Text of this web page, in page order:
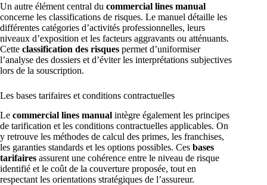
Un autre élément central du commercial lines manual
concerne les classifications de risques. Le manuel détaille les
différentes catégories d’activités professionnelles, leurs
niveaux d’exposition et les facteurs aggravants ou atténuants.
Cette classification des risques permet d’uniformiser
l’analyse des dossiers et d’éviter les interprétations subjectives
lors de la souscription.
Les bases tarifaires et conditions contractuelles
Le commercial lines manual intègre également les principes
de tarification et les conditions contractuelles applicables. On
y retrouve les méthodes de calcul des primes, les franchises,
les garanties standards et les options possibles. Ces bases
tarifaires assurent une cohérence entre le niveau de risque
identifié et le coût de la couverture proposée, tout en
respectant les orientations stratégiques de l’assureur.